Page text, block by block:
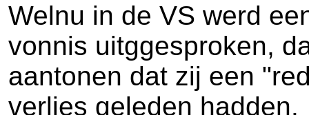
Welnu in de VS werd
vonnis uitggesproken,
aantonen dat zij een
verlies geleden hadden.